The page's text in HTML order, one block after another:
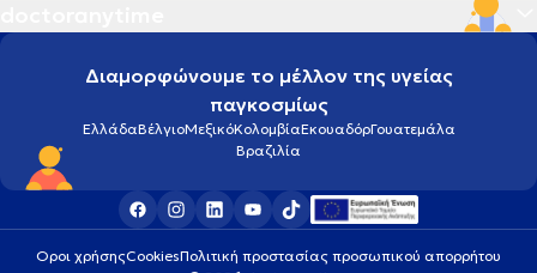
Διαμορφώνουμε το μέλλον της υγείας
παγκοσμίως
ΕλλάδαΒέλγιοΜεξικόΚολομβίαΕκουαδόρΓουατεμάλα
Βραζιλία
Οροι χρήσηςCookiesΠολιτική προστασίας προσωπικού απορρήτου